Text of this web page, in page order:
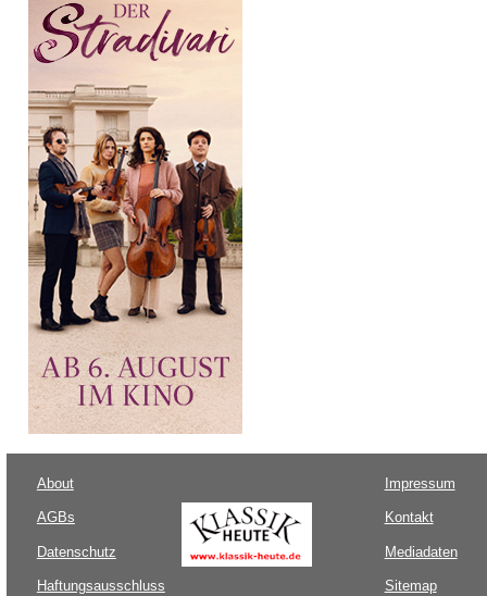
About
AGBs
Datenschutz
Haftungsausschluss
Impressum
Kontakt
Mediadaten
Sitemap